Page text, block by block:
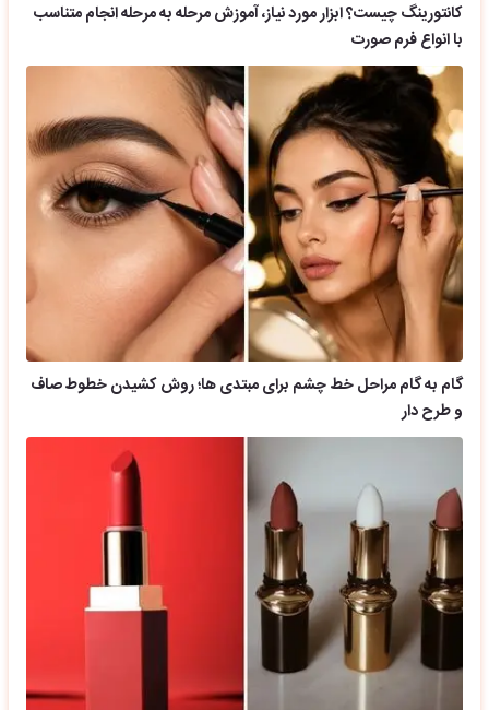
کانتورینگ چیست؟ ابزار مورد نیاز، آموزش مرحله به مرحله انجام متناسب
با انواع فرم صورت
گام به گام مراحل خط چشم برای مبتدی ها؛ روش کشیدن خطوط صاف
و طرح دار